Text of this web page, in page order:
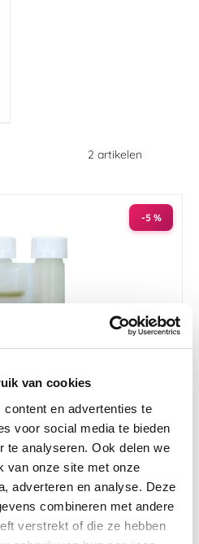
van cookies
en advertenties te
voor social media te bieden
te analyseren. Ook delen we
van onze site met onze
adverteren en analyse. Deze
combineren met andere
verstrekt of die ze hebben
2 artikelen
-5 %
Oil Hond en Kat 100
ml
€ 12,30